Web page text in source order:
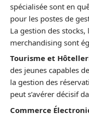
spécialisée sont en
pour les postes de
La gestion des
merchandising sont
Tourisme et
des jeunes capables
la gestion des
peut s’avérer décisif
Commerce